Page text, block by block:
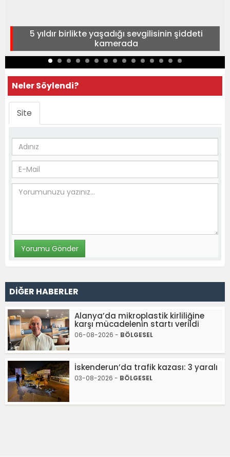
5 yıldır birlikte yaşadığı sevgilisinin şiddeti
kamerada
Neler Söylendi?
Site
DİĞER HABERLER
Alanya’da mikroplastik kirliliğine
karşı mücadelenin startı verildi
06-08-2026 - BÖLGESEL
İskenderun’da trafik kazası: 3 yaralı
03-08-2026 - BÖLGESEL